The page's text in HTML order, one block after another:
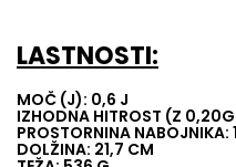
LASTNOSTI:
MOČ (J): 0,6 J
IZHODNA HITROST (Z
PROSTORNINA NABOJNIKA:
DOLŽINA: 21,7 CM